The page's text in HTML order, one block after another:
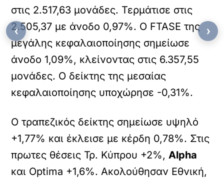
στις 2.517,63 μονάδες. Τερμάτισε στις
2.505,37 με άνοδο 0,97%. Ο FTASE της
μεγάλης κεφαλαιοποίησης σημείωσε
άνοδο 1,09%, κλείνοντας στις 6.357,55
μονάδες. Ο δείκτης της μεσαίας
κεφαλαιοποίησης υποχώρησε -0,31%.
Ο τραπεζικός δείκτης σημείωσε υψηλό
+1,77% και έκλεισε με κέρδη 0,78%. Στις
πρωτες θέσεις Τρ. Κύπρου +2%, Alpha
και Optima +1,6%. Ακολούθησαν Εθνική,
‹ ›